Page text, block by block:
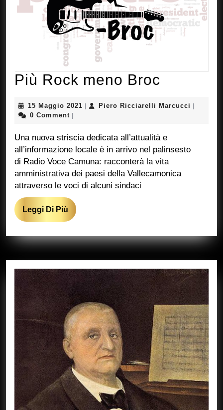
Più Rock meno Broc
meno
Broc
15 Maggio 2021 15
| Piero Ricciarelli Marcucci Piero
|
0 Comment |
Una nuova striscia dedicata all’attualità e
all’informazione locale è in arrivo nel palinsesto
di Radio Voce Camuna: racconterà la vita
amministrativa dei paesi della Vallecamonica
attraverso le voci di alcuni sindaci
Leggi Di Più Leggi
Di